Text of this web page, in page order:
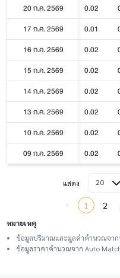
20 ก.ค. 2569
0.02
17 ก.ค. 2569
0.01
16 ก.ค. 2569
0.02
15 ก.ค. 2569
0.02
14 ก.ค. 2569
0.02
13 ก.ค. 2569
0.02
10 ก.ค. 2569
0.02
09 ก.ค. 2569
0.02
แสดง 20
1 2
หมายเหตุ
ข้อมูลปริมาณและมูลค่าคำนวณจาก
ข้อมูลราคาคำนวณจาก Auto